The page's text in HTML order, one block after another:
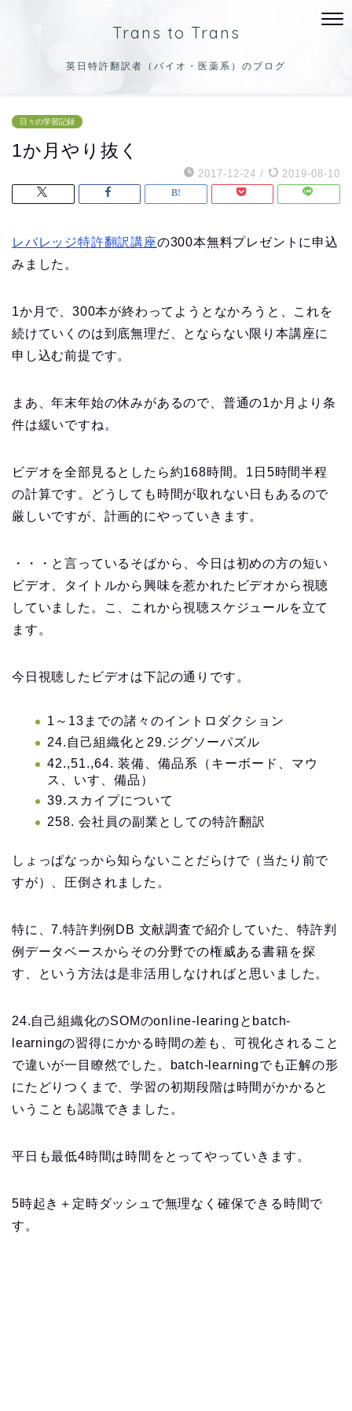
Trans to Trans
英日特許翻訳者（バイオ・医薬系）のブログ
日々の学習記録
1か月やり抜く
2017-12-24 / 2019-08-10
レバレッジ特許翻訳講座の300本無料プレゼントに申込
みました。
1か月で、300本が終わってようとなかろうと、これを
続けていくのは到底無理だ、とならない限り本講座に
申し込む前提です。
まあ、年末年始の休みがあるので、普通の1か月より条
件は緩いですね。
ビデオを全部見るとしたら約168時間。1日5時間半程
の計算です。どうしても時間が取れない日もあるので
厳しいですが、計画的にやっていきます。
・・・と言っているそばから、今日は初めの方の短い
ビデオ、タイトルから興味を惹かれたビデオから視聴
していました。こ、これから視聴スケジュールを立て
ます。
今日視聴したビデオは下記の通りです。
1～13までの諸々のイントロダクション
24.自己組織化と29.ジグソーパズル
42.,51.,64. 装備、備品系（キーボード、マウ
ス、いす、備品）
39.スカイプについて
258. 会社員の副業としての特許翻訳
しょっぱなっから知らないことだらけで（当たり前で
すが）、圧倒されました。
特に、7.特許判例DB 文献調査で紹介していた、特許判
例データベースからその分野での権威ある書籍を探
す、という方法は是非活用しなければと思いました。
24.自己組織化のSOMのonline-learingとbatch-
learningの習得にかかる時間の差も、可視化されること
で違いが一目瞭然でした。batch-learningでも正解の形
にたどりつくまで、学習の初期段階は時間がかかると
いうことも認識できました。
平日も最低4時間は時間をとってやっていきます。
5時起き＋定時ダッシュで無理なく確保できる時間で
す。